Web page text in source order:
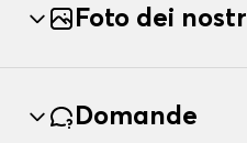
Foto dei
Domande